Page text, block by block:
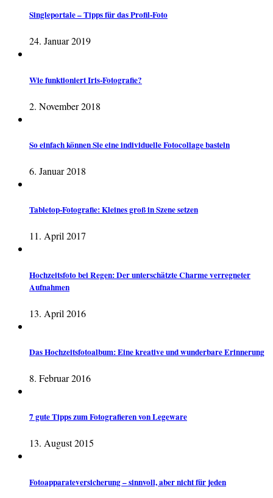
Singleportale – Tipps für das Profil-Foto
24. Januar 2019
Wie funktioniert Iris-Fotografie?
2. November 2018
So einfach können Sie eine individuelle Fotocollage basteln
6. Januar 2018
Tabletop-Fotografie: Kleines groß in Szene setzen
11. April 2017
Hochzeitsfoto bei Regen: Der unterschätzte Charme verregneter
Aufnahmen
13. April 2016
Das Hochzeitsfotoalbum: Eine kreative und wunderbare Erinnerung
8. Februar 2016
7 gute Tipps zum Fotografieren von Legeware
13. August 2015
Fotoapparateversicherung – sinnvoll, aber nicht für jeden